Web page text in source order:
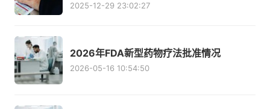
2025-12-29 23:02:27
2026年FDA新型药物疗法批准情况
2026-05-16 10:54:50